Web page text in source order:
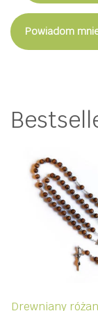
Powiadom
Drewniany